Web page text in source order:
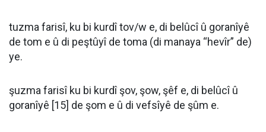
tuzma farisî, ku bi kurdî tov/w e, di belûcî û goranîyê
de tom e û di peştûyî de toma (di manaya “hevîr” de)
ye.
şuzma farisî ku bi kurdî şov, şow, şêf e, di belûcî û
goranîyê [15] de şom e û di vefsîyê de şûm e.